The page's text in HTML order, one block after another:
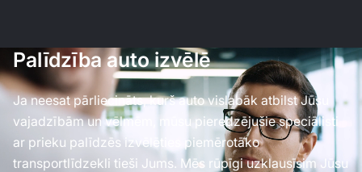
Palīdzība auto izvēlē
Ja neesat pārliecināts, kurš auto vislabāk atbilst Jūsu
vajadzībām un vēlmēm, mūsu pieredzējušie speciālisti
ar prieku palīdzēs izvēlēties piemērotāko
transportlīdzekli tieši Jums. Mēs rūpīgi uzklausīsim Jūsu